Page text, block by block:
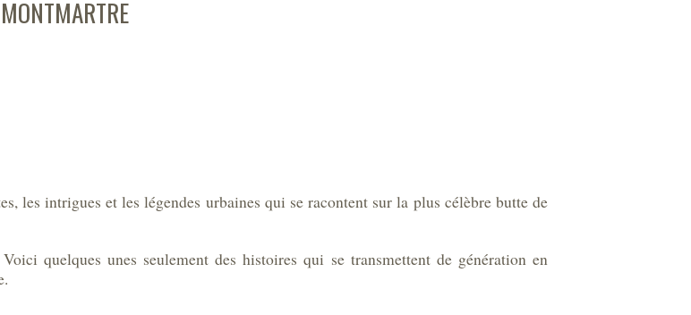
les intrigues et les légendes urbaines qui se racontent sur la plus célèbre butte de
quelques unes seulement des histoires qui se transmettent de génération en